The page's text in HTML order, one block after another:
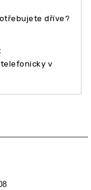
dříve?
v